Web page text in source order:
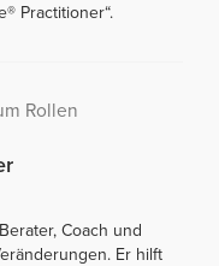
Practitioner“.
Rollen
Coach und
Er hilft